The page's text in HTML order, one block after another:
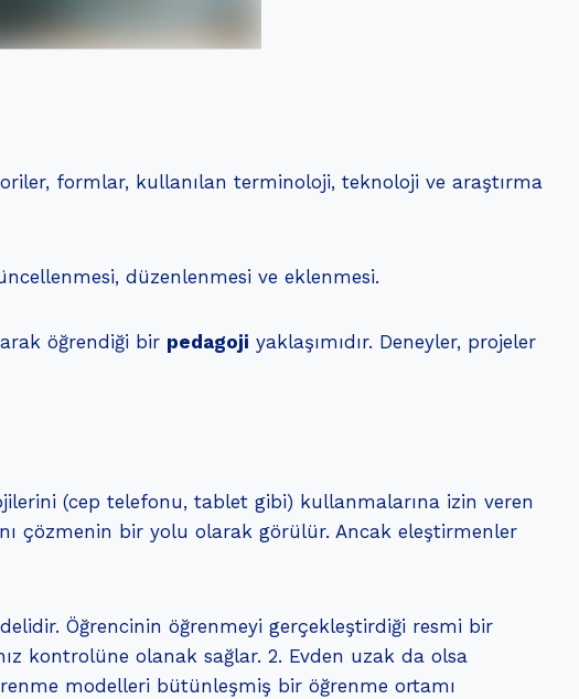
formlar, kullanılan terminoloji, teknoloji ve araştırma
düzenlenmesi ve eklenmesi.
öğrendiği bir pedagoji yaklaşımıdır. Deneyler, projeler
(cep telefonu, tablet gibi) kullanmalarına izin veren
çözmenin bir yolu olarak görülür. Ancak eleştirmenler
Öğrencinin öğrenmeyi gerçekleştirdiği resmi bir
kontrolüne olanak sağlar. 2. Evden uzak da olsa
modelleri bütünleşmiş bir öğrenme ortamı